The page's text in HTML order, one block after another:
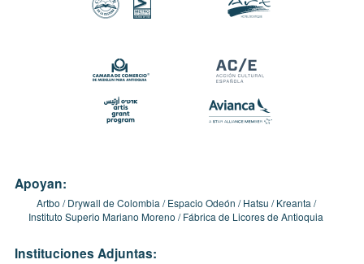
Apoyan:
Artbo Drywall de Colombia Espacio Odeón Hatsu
Kreanta
Instituto Superio Mariano Moreno
Fábrica de Licores de Antioquia
Instituciones Adjuntas: